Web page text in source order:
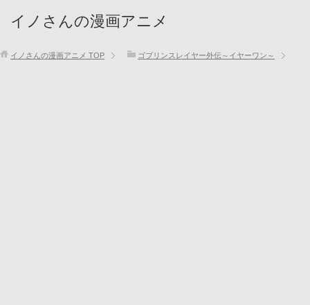
イノさんの漫画アニメ
イノさんの漫画アニメ TOP ゴブリンスレイヤー外伝～イヤーワン～